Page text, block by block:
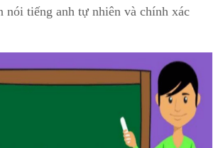
nói tiếng anh tự nhiên và chính xác